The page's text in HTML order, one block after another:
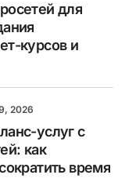
для
курсов и
2026
услуг с
как
время